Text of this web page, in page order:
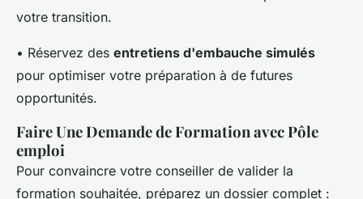
votre transition.
• Réservez des entretiens d'embauche simulés
pour optimiser votre préparation à de futures
opportunités.
Faire Une Demande de Formation avec Pôle
emploi
Pour convaincre votre conseiller de valider la
formation souhaitée, préparez un dossier complet :